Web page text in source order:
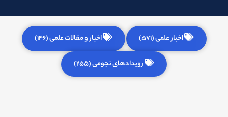
اخبار علمی (571) اخبار و مقالات علمی (146)
رویدادهای نجومی (255)